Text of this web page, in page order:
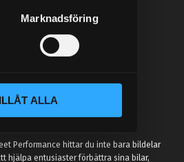
Marknadsföring
ALLA
Performance hittar du inte bara bildelar
hjälpa entusiaster förbättra sina bilar,